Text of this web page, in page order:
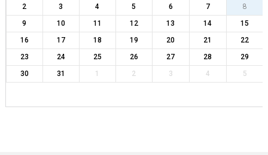
2
3 4 5 6 7
8
9
10 11 12 13 14
15
16
17 18 19 20 21
22
23
24 25 26 27 28
29
30
31 1 2 3 4 5